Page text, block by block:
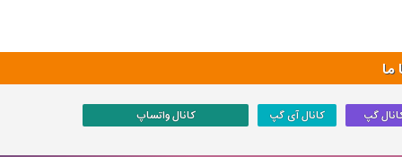
گپ کانال آی گپ کانال واتساپ